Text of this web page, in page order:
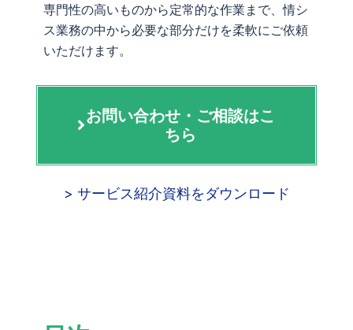
専門性の高いものから定常的な作業まで、情シ
ス業務の中から必要な部分だけを柔軟にご依頼
いただけます。
お問い合わせ・ご相談はこ
ちら
> サービス紹介資料をダウンロード